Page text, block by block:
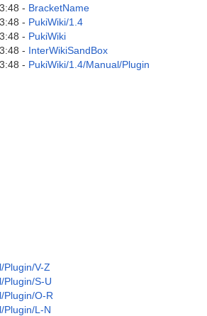
- BracketName
- PukiWiki/1.4
- PukiWiki
- InterWikiSandBox
- PukiWiki/1.4/Manual/Plugin
Plugin/V-Z
Plugin/S-U
Plugin/O-R
Plugin/L-N